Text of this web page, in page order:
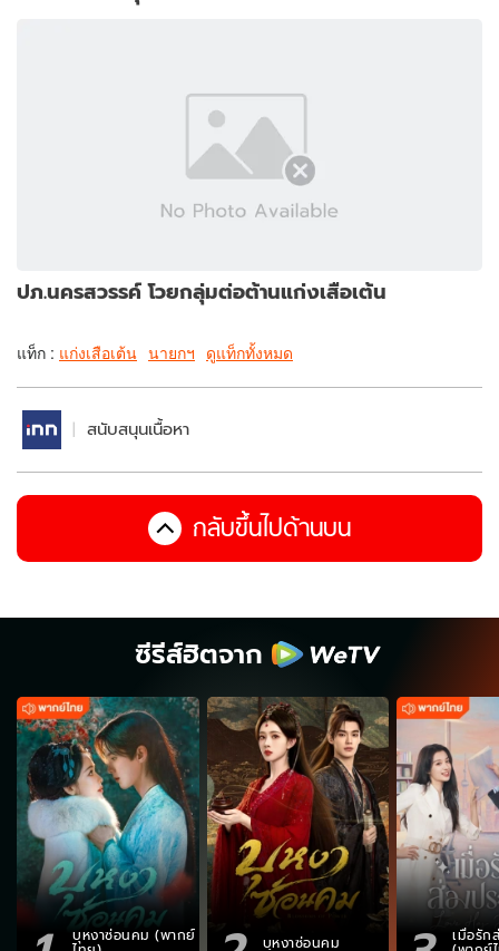
ปภ.นครสวรรค์ โวยกลุ่มต่อต้านแก่งเสือเต้น
แท็ก : แก่งเสือเต้น นายกฯ ดูแท็กทั้งหมด
สนับสนุนเนื้อหา
กลับขึ้นไปด้านบน
ซีรีส์ฮิตจาก
บุหงาซ่อนคม (พากย์ บุหงาซ่อนคม เมื่อรัก